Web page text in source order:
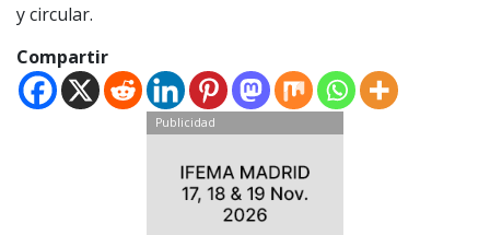
y circular.
Compartir
Publicidad